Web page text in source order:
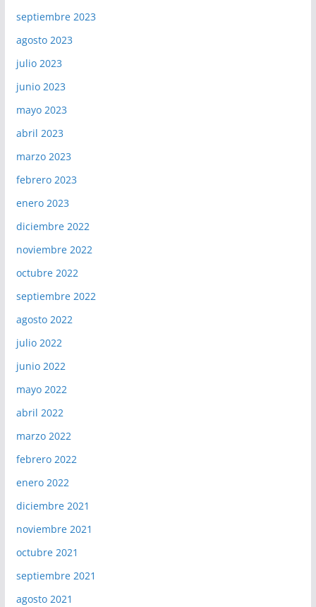
septiembre 2023
agosto 2023
julio 2023
junio 2023
mayo 2023
abril 2023
marzo 2023
febrero 2023
enero 2023
diciembre 2022
noviembre 2022
octubre 2022
septiembre 2022
agosto 2022
julio 2022
junio 2022
mayo 2022
abril 2022
marzo 2022
febrero 2022
enero 2022
diciembre 2021
noviembre 2021
octubre 2021
septiembre 2021
agosto 2021